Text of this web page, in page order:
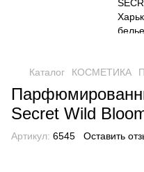
Каталог КОСМЕТИКА
Secret Wild
Артикул: 6545 Оставить